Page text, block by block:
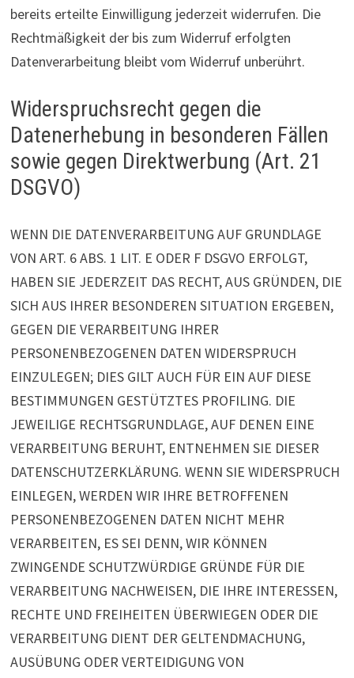
bereits erteilte Einwilligung jederzeit widerrufen. Die
Rechtmäßigkeit der bis zum Widerruf erfolgten
Datenverarbeitung bleibt vom Widerruf unberührt.
Widerspruchsrecht gegen die
Datenerhebung in besonderen Fällen
sowie gegen Direktwerbung (Art. 21
DSGVO)
WENN DIE DATENVERARBEITUNG AUF GRUNDLAGE
VON ART. 6 ABS. 1 LIT. E ODER F DSGVO ERFOLGT,
HABEN SIE JEDERZEIT DAS RECHT, AUS GRÜNDEN, DIE
SICH AUS IHRER BESONDEREN SITUATION ERGEBEN,
GEGEN DIE VERARBEITUNG IHRER
PERSONENBEZOGENEN DATEN WIDERSPRUCH
EINZULEGEN; DIES GILT AUCH FÜR EIN AUF DIESE
BESTIMMUNGEN GESTÜTZTES PROFILING. DIE
JEWEILIGE RECHTSGRUNDLAGE, AUF DENEN EINE
VERARBEITUNG BERUHT, ENTNEHMEN SIE DIESER
DATENSCHUTZERKLÄRUNG. WENN SIE WIDERSPRUCH
EINLEGEN, WERDEN WIR IHRE BETROFFENEN
PERSONENBEZOGENEN DATEN NICHT MEHR
VERARBEITEN, ES SEI DENN, WIR KÖNNEN
ZWINGENDE SCHUTZWÜRDIGE GRÜNDE FÜR DIE
VERARBEITUNG NACHWEISEN, DIE IHRE INTERESSEN,
RECHTE UND FREIHEITEN ÜBERWIEGEN ODER DIE
VERARBEITUNG DIENT DER GELTENDMACHUNG,
AUSÜBUNG ODER VERTEIDIGUNG VON